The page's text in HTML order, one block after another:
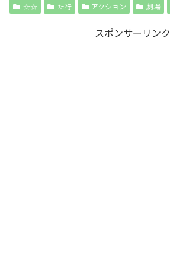
☆☆ た行 アクション 劇場
スポンサーリンク